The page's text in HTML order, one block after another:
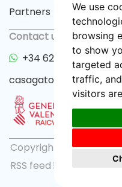
We use
browsing
to show
targeted
traffic,
visitors
Partners
Contact us
+34 622 33 55 82
casagator@gmail.com
Copyright © 2026
RSS feed